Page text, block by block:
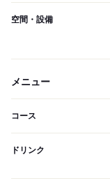
空間・設備
メニュー
コース
ドリンク